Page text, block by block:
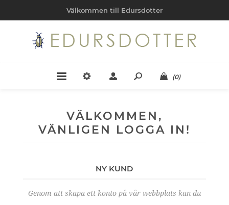
Välkommen till Edursdotter
(0)
VÄLKOMMEN,
VÄNLIGEN LOGGA IN!
NY KUND
Genom att skapa ett konto på vår webbplats kan du